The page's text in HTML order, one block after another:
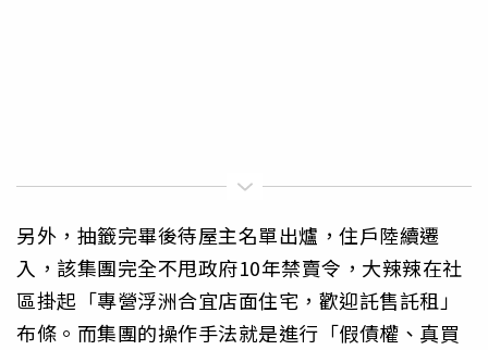
另外，抽籤完畢後待屋主名單出爐，住戶陸續遷
入，該集團完全不甩政府10年禁賣令，大辣辣在社
區掛起「專營浮洲合宜店面住宅，歡迎託售託租」
布條。而集團的操作手法就是進行「假債權、真買